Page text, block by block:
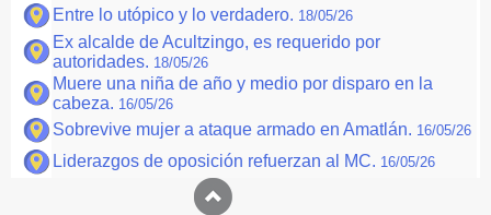
Entre lo utópico y lo verdadero. 18/05/26
Ex alcalde de Acultzingo, es requerido por
autoridades. 18/05/26
Muere una niña de año y medio por disparo en la
cabeza. 16/05/26
Sobrevive mujer a ataque armado en Amatlán. 16/05/26
Liderazgos de oposición refuerzan al MC. 16/05/26